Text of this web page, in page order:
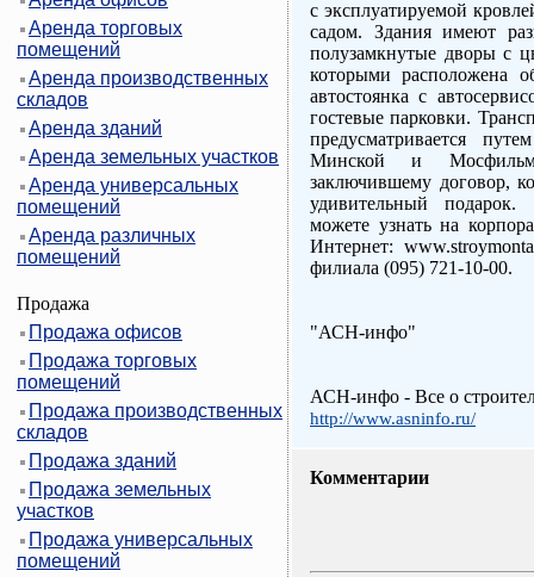
Аренда торговых
помещений
Аренда производственных
складов
Аренда зданий
Аренда земельных участков
Аренда универсальных
помещений
Аренда различных
помещений
Продажа
Продажа офисов
Продажа торговых
помещений
Продажа производственных
складов
Продажа зданий
Продажа земельных
участков
Продажа универсальных
помещений
с эксплуатируемой
садом. Здания имеют
полузамкнутые дворы с
которыми расположена
автостоянка с
гостевые парковки.
предусматривается
Минской и
заключившему договор,
удивительный
можете узнать на
Интернет:
филиала (095) 721-10-00.
"АСН-инфо"
АСН-инфо - Все о
http://www.asninfo.ru/
Комментарии